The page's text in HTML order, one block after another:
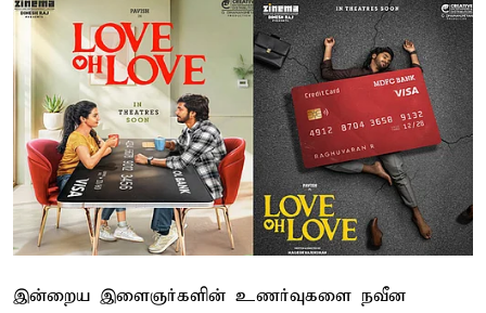
இன்றைய இளைஞர்களின் உணர்வுகளை நவீன